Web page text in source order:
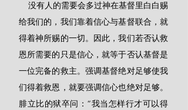
给我们的，我们靠着信心与基督联合，就
得着神所赐的一切。因此，我们若否认救
恩所需要的只是信心，就等于否认基督是
一位完备的救主。强调基督绝对足够使我
们得着救恩，就要强调信心也绝对足够。
腓立比的狱卒问：“我当怎样行才可以得